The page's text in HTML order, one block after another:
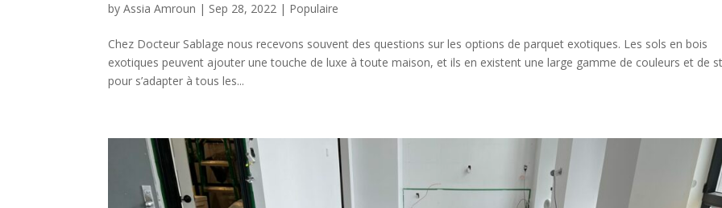
byAssia Amroun | Sep 28, 2022 | Populaire
Chez Docteur Sablage nous recevons souvent des questions sur les options de parquet exotiques. Les sols en bois
exotiques peuvent ajouter une touche de luxe à toute maison, et ils en existent une large gamme de couleurs et de
pour s’adapter à tous les...